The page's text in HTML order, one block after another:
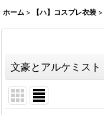
ホーム > 【ハ】コスプレ衣装 >
文豪とアルケミスト